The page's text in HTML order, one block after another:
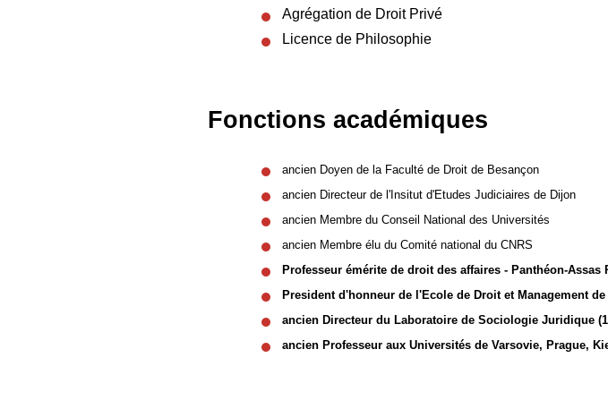
Agrégation de Droit Privé
Licence de Philosophie
Fonctions académiques
ancien Doyen de la Faculté de Droit de Besançon
ancien Directeur de l'Insitut d'Etudes Judiciaires de Dijon
ancien Membre du Conseil National des Universités
ancien Membre élu du Comité national du CNRS
Professeur émérite de droit des affaires - Panthéon-Assas
President d'honneur de l'Ecole de Droit et Management de
ancien Directeur du Laboratoire de Sociologie Juridique
ancien Professeur aux Universités de Varsovie, Prague,